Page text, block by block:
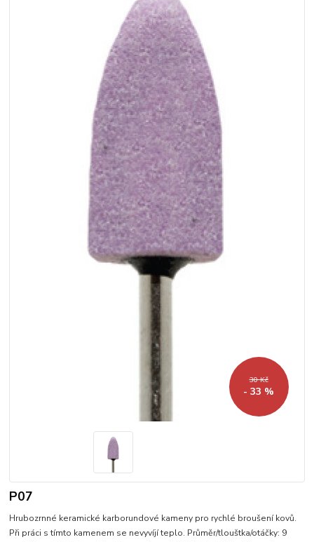
30 Kč
- 33 %
P07
Hrubozrnné keramické karborundové kameny pro rychlé broušení kovů.
Při práci s tímto kamenem se nevyvíjí teplo. Průměr/tlouštka/otáčky: 9